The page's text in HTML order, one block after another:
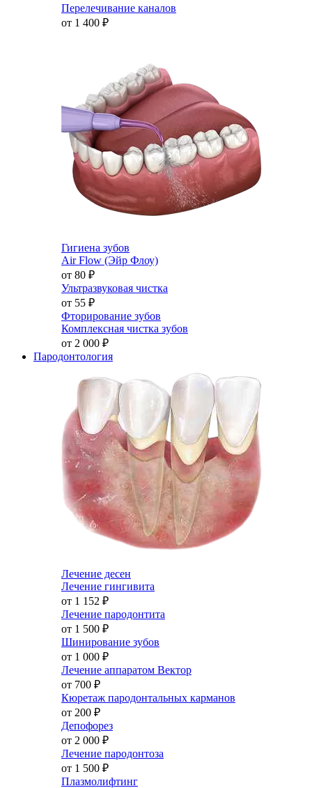
Перелечивание каналов
от 1 400 ₽
Гигиена зубов
Air Flow (Эйр Флоу)
от 80 ₽
Ультразвуковая чистка
от 55 ₽
Фторирование зубов
Комплексная чистка зубов
от 2 000 ₽
Пародонтология
Лечение десен
Лечение гингивита
от 1 152 ₽
Лечение пародонтита
от 1 500 ₽
Шинирование зубов
от 1 000 ₽
Лечение аппаратом Вектор
от 700 ₽
Кюретаж пародонтальных карманов
от 200 ₽
Депофорез
от 2 000 ₽
Лечение пародонтоза
от 1 500 ₽
Плазмолифтинг